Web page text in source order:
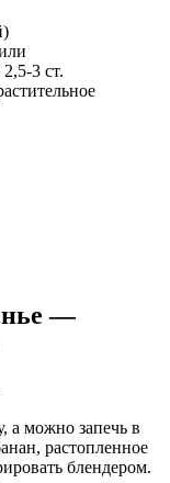
3 ст.
—
а можно запечь в
растопленное
блендером.